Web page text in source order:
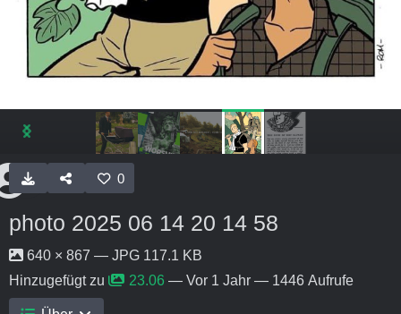
0
photo 2025 06 14 20 14 58
640 × 867 — JPG 117.1 KB
Hinzugefügt zu
23.06 — Vor 1 Jahr — 1446 Aufrufe